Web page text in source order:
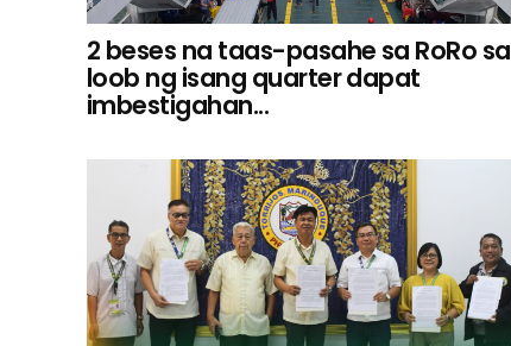
2 beses na taas-pasahe sa RoRo sa
loob ng isang quarter dapat
imbestigahan...